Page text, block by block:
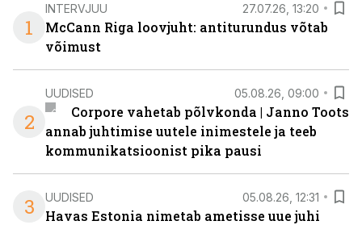
1
INTERVJUU 27.07.26, 13:20
McCann Riga loovjuht: antiturundus võtab
võimust
2
UUDISED 05.08.26, 09:00
Corpore vahetab põlvkonda | Janno Toots
annab juhtimise uutele inimestele ja teeb
kommunikatsioonist pika pausi
3 UUDISED 05.08.26, 12:31
Havas Estonia nimetab ametisse uue juhi